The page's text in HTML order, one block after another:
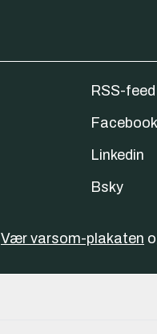
RSS-
Facebook
Linkedin
Bsky
Vær varsom-plakaten